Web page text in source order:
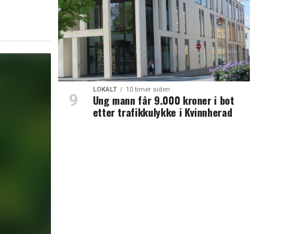
LOKALT 10 timer siden
Ung mann får 9.000 kroner i bot
etter trafikkulykke i Kvinnherad